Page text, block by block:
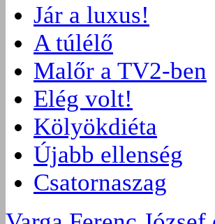
Jár a luxus!
A túlélő
Malőr a TV2-ben
Elég volt!
Kölyökdiéta
Újabb ellenség
Csatornaszag